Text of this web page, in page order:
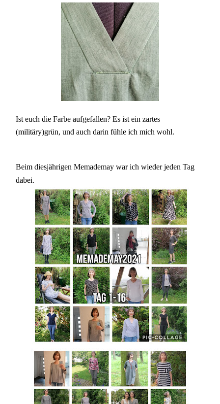
Ist euch die Farbe aufgefallen? Es ist ein zartes
(militäry)grün, und auch darin fühle ich mich wohl.
Beim diesjährigen Memademay war ich wieder jeden Tag
dabei.